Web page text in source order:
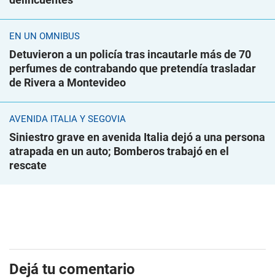
EN UN ÓMNIBUS
Detuvieron a un policía tras incautarle más de 70
perfumes de contrabando que pretendía trasladar
de Rivera a Montevideo
AVENIDA ITALIA Y SEGOVIA
Siniestro grave en avenida Italia dejó a una persona
atrapada en un auto; Bomberos trabajó en el
rescate
Dejá tu comentario